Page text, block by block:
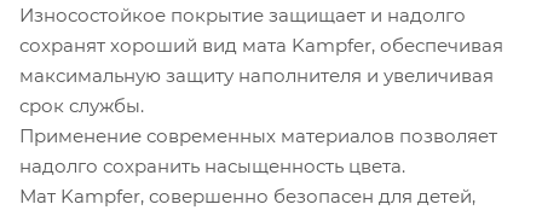
Износостойкое покрытие защищает и надолго
сохранят хороший вид мата Kampfer, обеспечивая
максимальную защиту наполнителя и увеличивая
срок службы.
Применение современных материалов позволяет
надолго сохранить насыщенность цвета.
Мат Kampfer, совершенно безопасен для детей,